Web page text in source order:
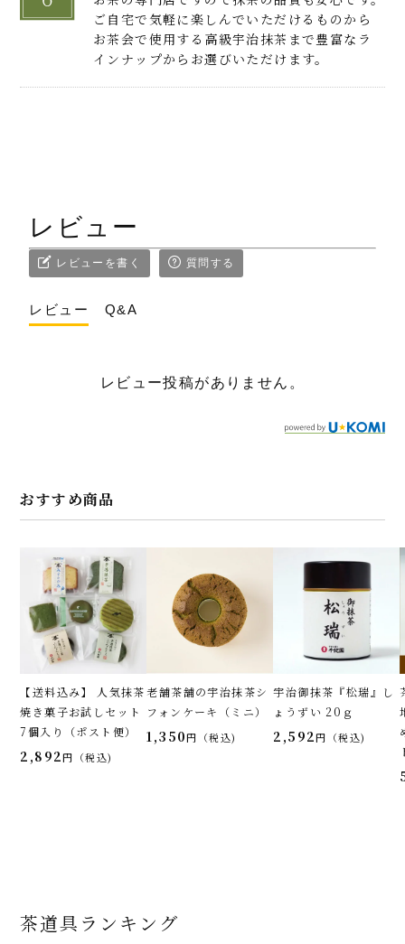
ご自宅で気軽に楽しんでいただけるものから
お茶会で使用する高級宇治抹茶まで豊富なラ
インナップからお選びいただけます。
レビュー
レビューを書く 質問する
レビュー Q&A
レビュー投稿がありません。
おすすめ商品
【送料込み】 人気抹茶
焼き菓子お試しセット
7個入り（ポスト便）
2,892 税込
老舗茶舗の宇治抹茶シ
フォンケーキ（ミニ）
1,350 税込
宇治御抹茶『松瑞』し
ょうずい 20ｇ
2,592 税込
茶道具ランキング